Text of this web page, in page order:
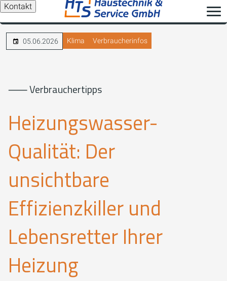
Kontakt
05.06.2026 Klima Verbraucherinfos
⸺ Verbrauchertipps
Heizungswasser-
Qualität: Der
unsichtbare
Effizienzkiller und
Lebensretter Ihrer
Heizung